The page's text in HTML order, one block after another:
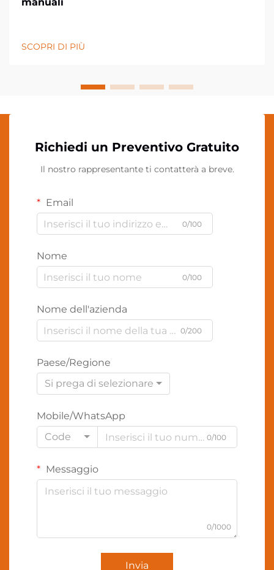
SCOPRI DI PIÙ
Richiedi un Preventivo Gratuito
Il nostro rappresentante ti contatterà a breve.
Email
0/100
Nome
0/100
Nome dell'azienda
0/200
Paese/Regione
Si prega di selezionare
Mobile/WhatsApp
Code
0/100
Messaggio
0/1000
Invia